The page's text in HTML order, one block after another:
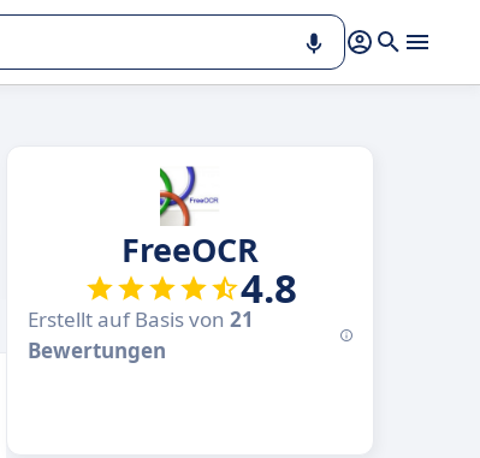
FreeOCR
4.8
Erstellt auf Basis von 21
Bewertungen